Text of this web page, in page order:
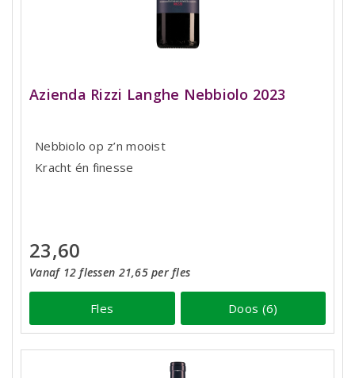
Azienda Rizzi Langhe Nebbiolo 2023
Nebbiolo op z’n mooist
Kracht én finesse
23,60
Vanaf 12 flessen 21,65 per fles
Fles Doos (6)